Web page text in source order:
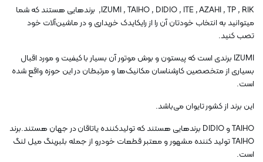
IZUMI , TAIHO , DIDIO , ITE , AZAHI , TP , RIK, برندهایی هستند که شما
میتوانید به انتخاب خودتان آن را از رایکایدک خریداری و در ماشین‌آلات خود
تصب کنید.
IZUMI برندی است که پیستون و بوش موتور آن بسیار با کیفیت و مورد اقبال
بسیاری از متخصصین کارشناسان مکانیک‌ها و مرتبطان در این حوزه واقع شده
است.
این برند از کشور تایوان می‌باشد.
TAIHO و DIDIO برندهایی هستند که تولیدکننده یاتاقان در جهان هستند.برند
TAIHO تولید کننده مشهور و معتبر قطعات خودرو از جمله بلبرینگ میل لنگ
است.